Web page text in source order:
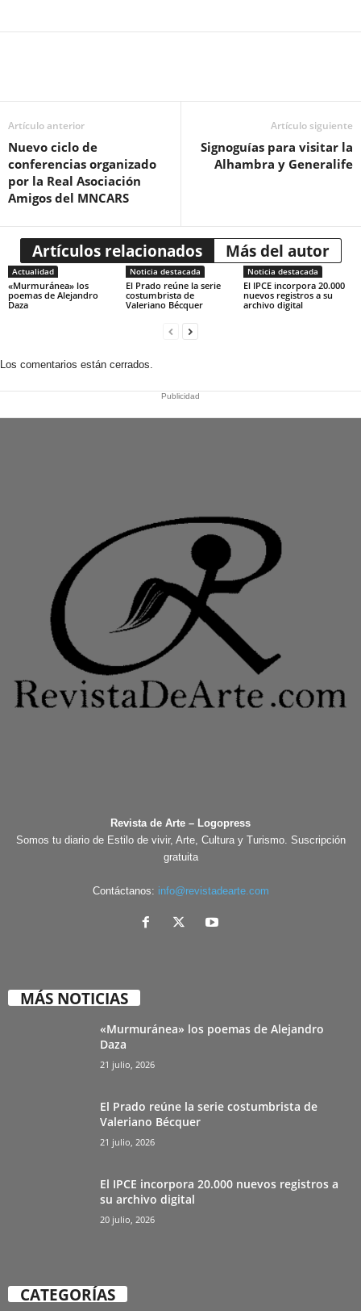
Artículo anterior
Nuevo ciclo de
conferencias organizado
por la Real Asociación
Amigos del MNCARS
Artículo siguiente
Signoguías para visitar la
Alhambra y Generalife
Artículos relacionados Más del autor
Actualidad
«Murmuránea» los
poemas de Alejandro
Daza
Noticia destacada
El Prado reúne la serie
costumbrista de
Valeriano Bécquer
Noticia destacada
El IPCE incorpora 20.000
nuevos registros a su
archivo digital
Los comentarios están cerrados.
Publicidad
Revista de Arte – Logopress
Somos tu diario de Estilo de vivir, Arte, Cultura y Turismo. Suscripción
gratuita
Contáctanos: info@revistadearte.com
MÁS NOTICIAS
«Murmuránea» los poemas de Alejandro
Daza
21 julio, 2026
El Prado reúne la serie costumbrista de
Valeriano Bécquer
21 julio, 2026
El IPCE incorpora 20.000 nuevos registros a
su archivo digital
20 julio, 2026
CATEGORÍAS